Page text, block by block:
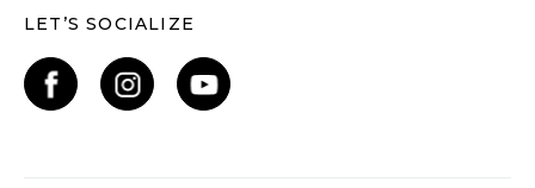
LET’S SOCIALIZE